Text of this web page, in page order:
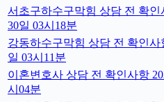
서초구하수구막힘 상담 전 확인
30일 03시18분
강동하수구막힘 상담 전 확인사
일 03시11분
이혼변호사 상담 전 확인사항
시04분